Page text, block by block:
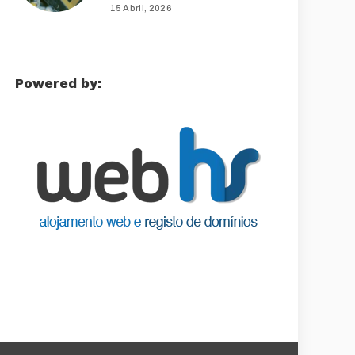
15 Abril, 2026
Powered by: